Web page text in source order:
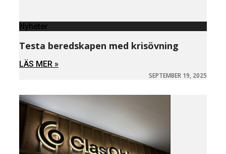
Nyheter
Testa beredskapen med krisövning
LÄS MER »
SEPTEMBER 19, 2025